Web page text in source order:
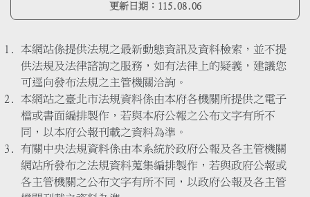
更新日期： 115.08.06
本網站係提供法規之最新動態資訊及資料檢索，並不提
供法規及法律諮詢之服務，如有法律上的疑義，建議您
可逕向發布法規之主管機關洽詢。
本網站之臺北市法規資料係由本府各機關所提供之電子
檔或書面編排製作，若與本府公報之公布文字有所不
同，以本府公報刊載之資料為準。
有關中央法規資料係由本系統於政府公報及各主管機關
網站所發布之法規資料蒐集編排製作，若與政府公報或
各主管機關之公布文字有所不同，以政府公報及各主管